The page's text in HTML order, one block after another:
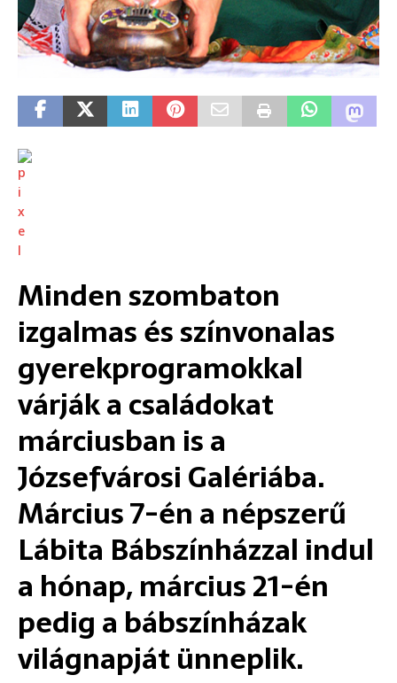
Minden szombaton
izgalmas és színvonalas
gyerekprogramokkal
várják a családokat
márciusban is a
Józsefvárosi Galériába.
Március 7-én a népszerű
Lábita Bábszínházzal indul
a hónap, március 21-én
pedig a bábszínházak
világnapját ünneplik.